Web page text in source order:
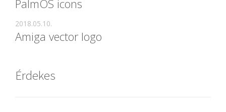
PalmOS icons
Amiga vector logo
2018.05.10.
Érdekes